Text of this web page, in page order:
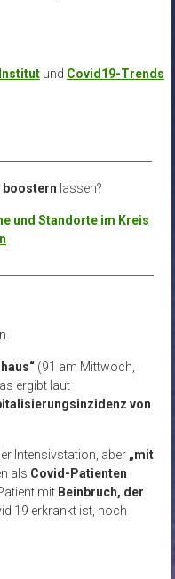
und Covid19-Trends
boostern lassen?
und Standorte im Kreis
(91 am Mittwoch,
ergibt laut
von
Intensivstation, aber „mit
als Covid-Patienten
mit Beinbruch, der
19 erkrankt ist, noch